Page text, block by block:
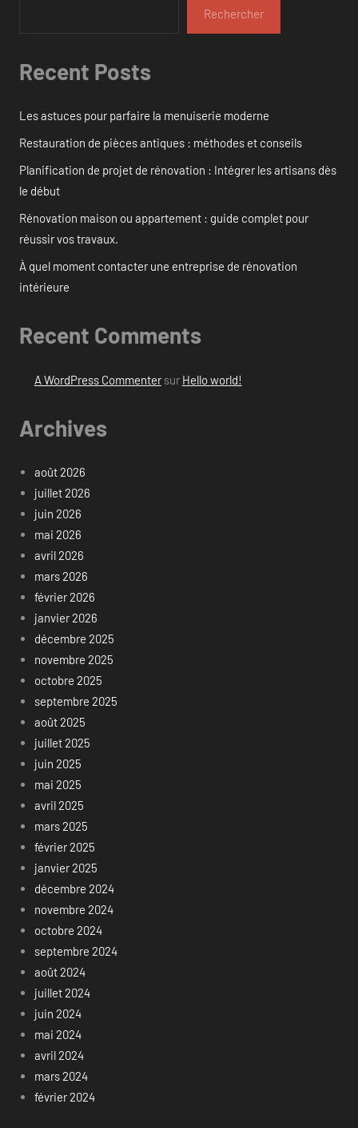
Rechercher
Recent Posts
Les astuces pour parfaire la menuiserie moderne
Restauration de pièces antiques : méthodes et conseils
Planification de projet de rénovation : Intégrer les artisans dès
le début
Rénovation maison ou appartement : guide complet pour
réussir vos travaux.
À quel moment contacter une entreprise de rénovation
intérieure
Recent Comments
A WordPress Commentersur Hello world!
Archives
août 2026
juillet 2026
juin 2026
mai 2026
avril 2026
mars 2026
février 2026
janvier 2026
décembre 2025
novembre 2025
octobre 2025
septembre 2025
août 2025
juillet 2025
juin 2025
mai 2025
avril 2025
mars 2025
février 2025
janvier 2025
décembre 2024
novembre 2024
octobre 2024
septembre 2024
août 2024
juillet 2024
juin 2024
mai 2024
avril 2024
mars 2024
février 2024